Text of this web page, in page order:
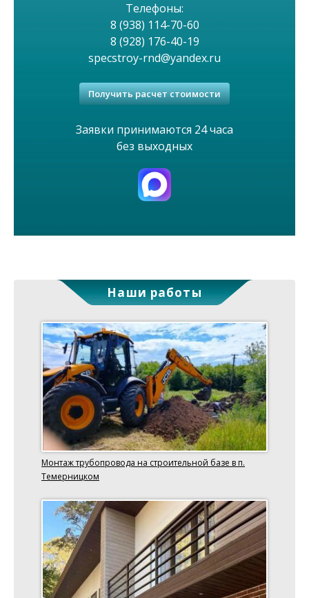
Телефоны:
8 (938) 114-70-60
8 (928) 176-40-19
specstroy-rnd@yandex.ru
Получить расчет стоимости
Заявки принимаются 24 часа
без выходных
Наши работы
Монтаж трубопровода на строительной базе в п.
Темерницком